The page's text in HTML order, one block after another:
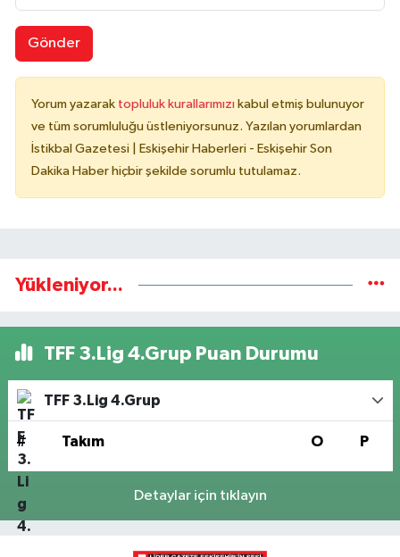
Gönder
Yorum yazarak topluluk kurallarımızı kabul etmiş bulunuyor
ve tüm sorumluluğu üstleniyorsunuz. Yazılan yorumlardan
İstikbal Gazetesi | Eskişehir Haberleri - Eskişehir Son
Dakika Haber hiçbir şekilde sorumlu tutulamaz.
Yükleniyor...
TFF 3.Lig 4.Grup Puan Durumu
TFF 3.Lig 4.Grup
# Takım O P
Detaylar için tıklayın